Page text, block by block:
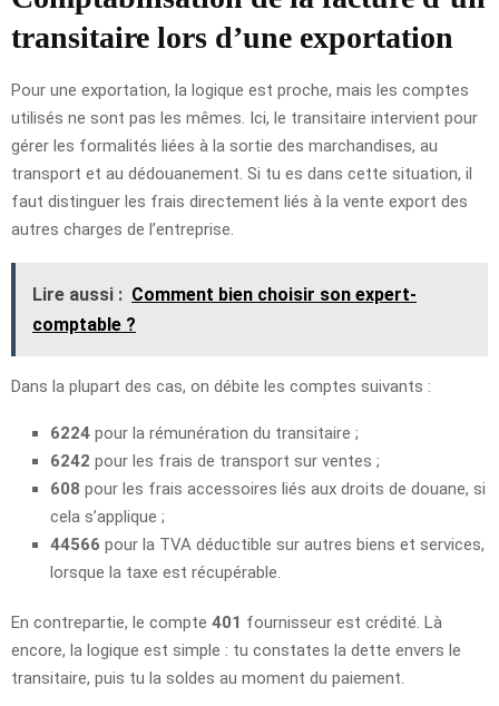
transitaire lors d’une exportation
Pour une exportation, la logique est proche, mais les comptes
utilisés ne sont pas les mêmes. Ici, le transitaire intervient pour
gérer les formalités liées à la sortie des marchandises, au
transport et au dédouanement. Si tu es dans cette situation, il
faut distinguer les frais directement liés à la vente export des
autres charges de l’entreprise.
Lire aussi : Comment bien choisir son expert-
comptable ?
Dans la plupart des cas, on débite les comptes suivants :
6224 pour la rémunération du transitaire ;
6242 pour les frais de transport sur ventes ;
608 pour les frais accessoires liés aux droits de douane, si
cela s’applique ;
44566 pour la TVA déductible sur autres biens et services,
lorsque la taxe est récupérable.
En contrepartie, le compte 401 fournisseur est crédité. Là
encore, la logique est simple : tu constates la dette envers le
transitaire, puis tu la soldes au moment du paiement.